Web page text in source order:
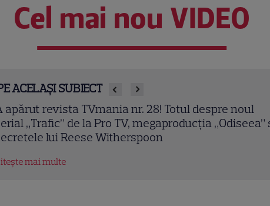
Cel mai nou VIDEO
ACELAȘI SUBIECT
revista TVmania nr. 28! Totul despre noul
„Trafic” de la Pro TV, megaproducția „Odiseea” și
lui Reese Witherspoon
mai multe